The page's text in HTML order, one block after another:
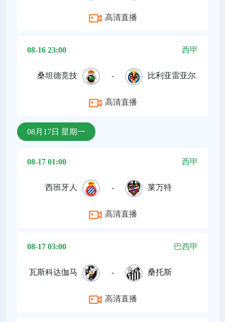
高清直播
08-16 23:00 西甲
桑坦德竞技 - 比利亚雷亚尔
高清直播
08月17日 星期一
08-17 01:00 西甲
西班牙人 - 莱万特
高清直播
08-17 03:00 巴西甲
瓦斯科达伽马 - 桑托斯
高清直播